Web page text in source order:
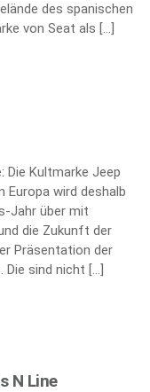
des spanischen
von Seat als […]
Kultmarke Jeep
wird deshalb
Jahr über mit
die Zukunft der
Präsentation der
Die sind nicht […]
N Line